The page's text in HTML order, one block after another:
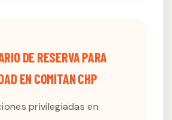
DE RESERVA PARA
EN COMITAN CHP
privilegiadas en